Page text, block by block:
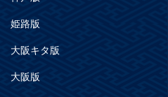
姫路版
大阪キタ版
大阪版